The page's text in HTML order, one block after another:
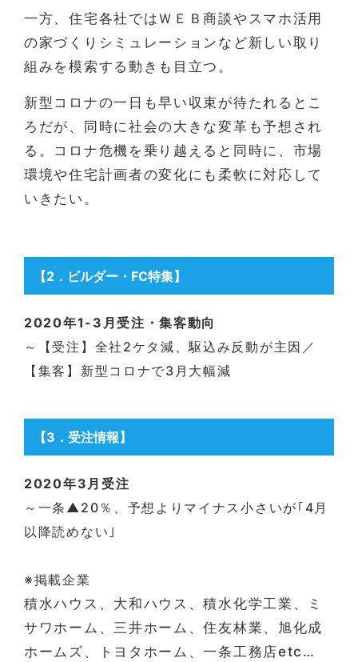
一方、住宅各社ではＷＥＢ商談やスマホ活用
の家づくりシミュレーションなど新しい取り
組みを模索する動きも目立つ。
新型コロナの一日も早い収束が待たれるとこ
ろだが、同時に社会の大きな変革も予想され
る。コロナ危機を乗り越えると同時に、市場
環境や住宅計画者の変化にも柔軟に対応して
いきたい。
【2 ．ビルダー・FC特集】
2020年1-3月受注・集客動向
～【受注】全社2ケタ減、駆込み反動が主因／
【集客】新型コロナで3月大幅減
【3 ．受注情報】
2020年3月受注
～一条▲20％、予想よりマイナス小さいが｢4月
以降読めない｣
※掲載企業
積水ハウス、大和ハウス、積水化学工業、ミ
サワホーム、三井ホーム、住友林業、旭化成
ホームズ、トヨタホーム、一条工務店etc…